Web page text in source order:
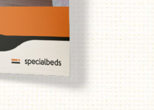
knop "Start uw aanvraag"
op.